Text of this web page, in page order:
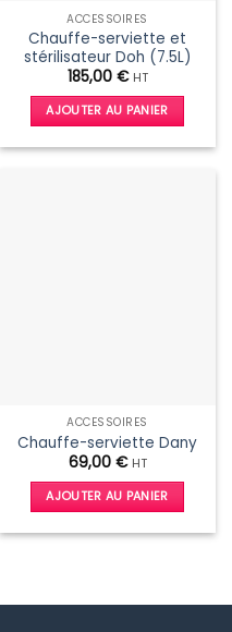
ACCESSOIRES
Chauffe-serviette et
stérilisateur Doh (7.5L)
185,00 € HT
AJOUTER AU PANIER
ACCESSOIRES
Chauffe-serviette Dany
69,00 € HT
AJOUTER AU PANIER